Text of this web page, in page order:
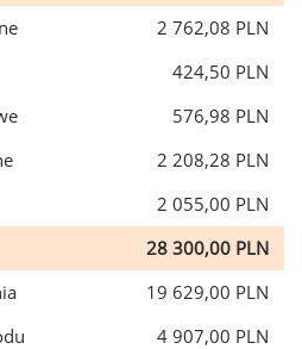
2 762,08 PLN
424,50 PLN
576,98 PLN
2 208,28 PLN
2 055,00 PLN
28 300,00 PLN
19 629,00 PLN
4 907,00 PLN